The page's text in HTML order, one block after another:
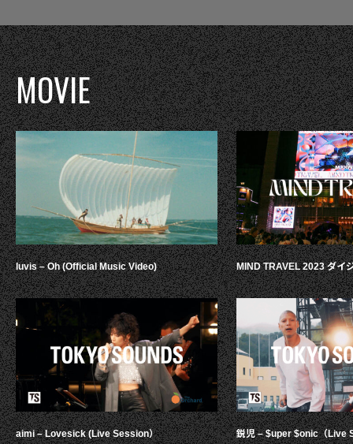
MOVIE
luvis – Oh (Official Music Video)
aimi – Lovesick (Live Session）
MIND TRAVEL 2023 ダイ
鋭児 – $uper $onic（Live